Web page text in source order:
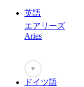
英語
エアリーズ
Aries
♥
ドイツ語